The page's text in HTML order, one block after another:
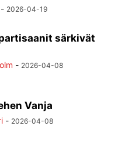
- 2026-04-19
särkivät
- 2026-04-08
Vanja
- 2026-04-08